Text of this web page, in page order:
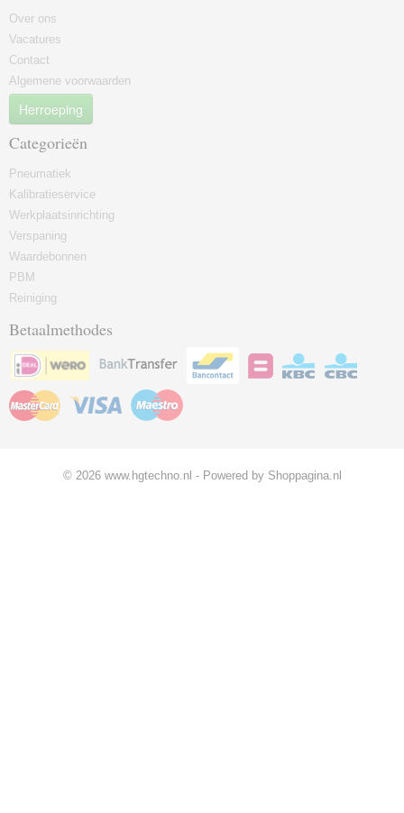
Over ons
Vacatures
Contact
Algemene voorwaarden
Herroeping
Categorieën
Pneumatiek
Kalibratieservice
Werkplaatsinrichting
Verspaning
Waardebonnen
PBM
Reiniging
Betaalmethodes
© 2026 www.hgtechno.nl - Powered by Shoppagina.nl